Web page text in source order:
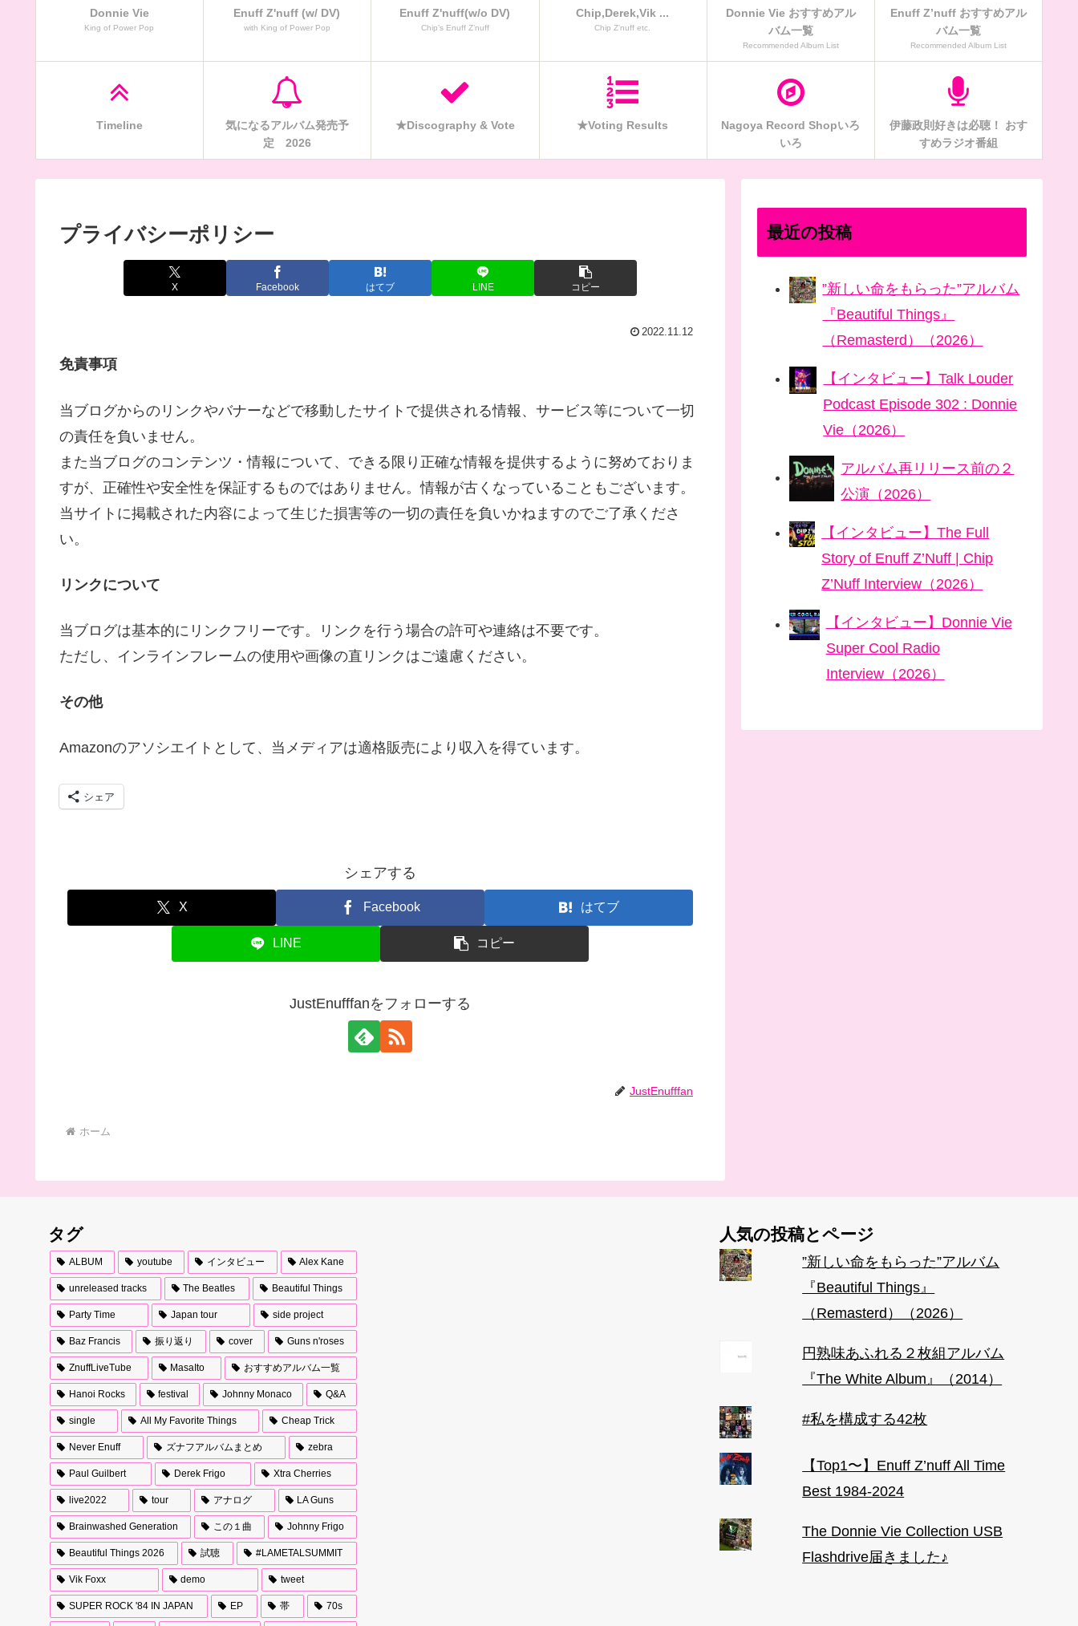
Donnie Vie
King of Power Pop
Enuff Z'nuff (w/ DV)
with King of Power Pop
Enuff Z'nuff(w/o DV)
Chip’s Enuff Z’nuff
Chip,Derek,Vik ...
Chip Z’nuff etc.
Donnie Vie おすすめアル
バム一覧
Recommended Album List
Enuff Z’nuff おすすめアル
バム一覧
Recommended Album List
Timeline
気になるアルバム発売予
定 2026
★Discography & Vote ★Voting Results
Nagoya Record Shopいろ
いろ
伊藤政則好きは必聴！ おす
すめラジオ番組
プライバシーポリシー
X Facebook はてブ LINE コピー
2022.11.12
免責事項
当ブログからのリンクやバナーなどで移動したサイトで提供される情報、サービス等について一切
の責任を負いません。
また当ブログのコンテンツ・情報について、できる限り正確な情報を提供するように努めておりま
すが、正確性や安全性を保証するものではありません。情報が古くなっていることもございます。
当サイトに掲載された内容によって生じた損害等の一切の責任を負いかねますのでご了承くださ
い。
リンクについて
当ブログは基本的にリンクフリーです。リンクを行う場合の許可や連絡は不要です。
ただし、インラインフレームの使用や画像の直リンクはご遠慮ください。
その他
Amazonのアソシエイトとして、当メディアは適格販売により収入を得ています。
シェア
シェアする
X Facebook はてブ
LINE コピー
JustEnufffanをフォローする
JustEnufffan
ホーム
最近の投稿
”新しい命をもらった”アルバム
『Beautiful Things』
（Remasterd）（2026）
【インタビュー】Talk Louder
Podcast Episode 302 : Donnie
Vie（2026）
アルバム再リリース前の２
公演（2026）
【インタビュー】The Full
Story of Enuff Z’Nuff | Chip
Z’Nuff Interview（2026）
【インタビュー】Donnie Vie
Super Cool Radio
Interview（2026）
タグ
ALBUM youtube インタビュー Alex Kane
unreleased tracks The Beatles Beautiful Things
Party Time Japan tour side project
Baz Francis 振り返り cover Guns n'roses
ZnuffLiveTube MasaIto おすすめアルバム一覧
Hanoi Rocks festival Johnny Monaco Q&A
single All My Favorite Things Cheap Trick
Never Enuff ズナフアルバムまとめ zebra
Paul Guilbert Derek Frigo Xtra Cherries
live2022 tour アナログ LA Guns
Brainwashed Generation この１曲 Johnny Frigo
Beautiful Things 2026 試聴 #LAMETALSUMMIT
Vik Foxx demo tweet
SUPER ROCK '84 IN JAPAN EP 帯 70s
人気の投稿とページ
”新しい命をもらった”アルバム
『Beautiful Things』
（Remasterd）（2026）
円熟味あふれる２枚組アルバム
『The White Album』（2014）
#私を構成する42枚
【Top1〜】Enuff Z’nuff All Time
Best 1984-2024
The Donnie Vie Collection USB
Flashdrive届きました♪